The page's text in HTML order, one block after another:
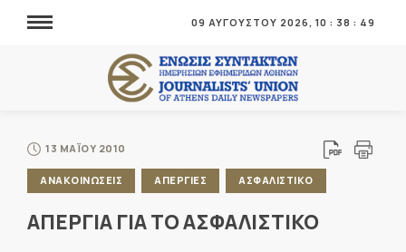
09 ΑΥΓΟΥΣΤΟΥ 2026, 10 : 38 : 49
13 ΜΑΪΟΥ 2010
ΑΝΑΚΟΙΝΩΣΕΙΣ ΑΠΕΡΓΙΕΣ ΑΣΦΑΛΙΣΤΙΚΟ
ΑΠΕΡΓΙΑ ΓΙΑ ΤΟ ΑΣΦΑΛΙΣΤΙΚΟ